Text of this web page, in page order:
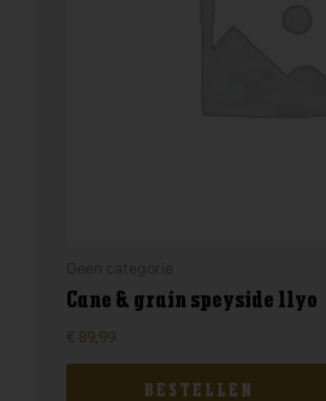
Cane & grain speyside 11yo
€ 89,99
BESTELLEN